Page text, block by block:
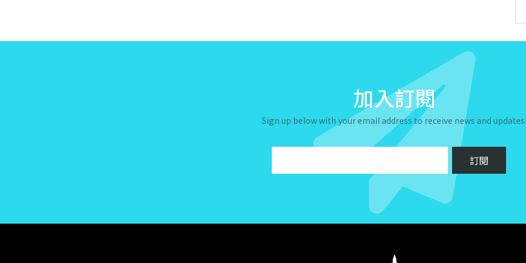
加入訂閱
Sign up below with your email address to receive news and